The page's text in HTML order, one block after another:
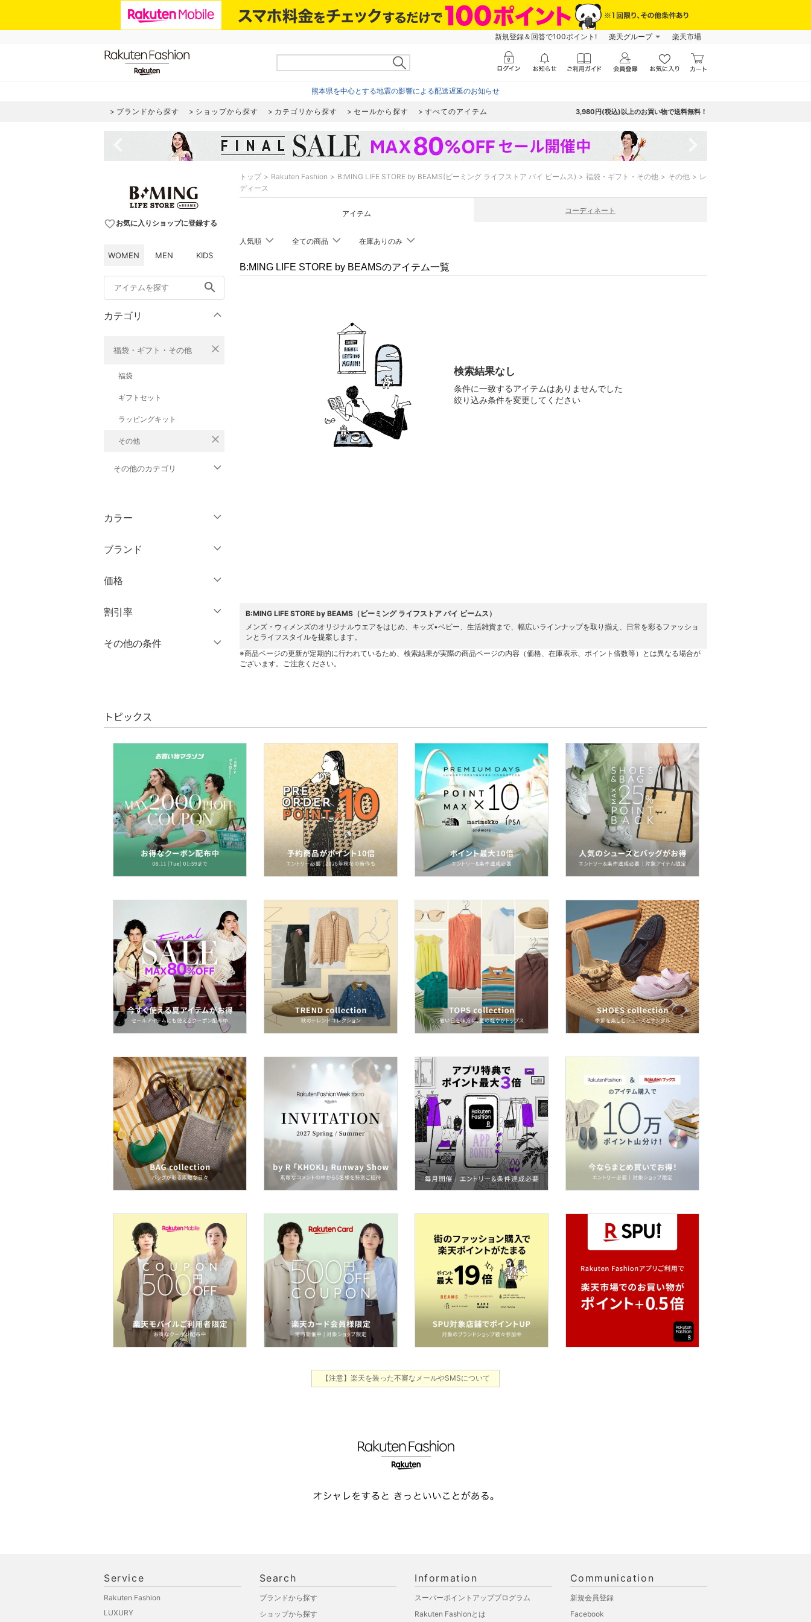
新規登録＆回答で100ポイント! 楽天グループ 楽天市場
熊本県を中心とする地震の影響による配送遅延のお知らせ
ブランドから探す ショップから探す カテゴリから探す セールから探す すべてのアイテム 3,980円(税込)以上のお買い物で送料無料！
favorite_borderお気に入りショップに登録する
WOMEN MEN KIDS
search
カテゴリ
福袋・ギフト・その他 close
福袋
ギフトセット
ラッピングキット
その他 close
その他のカテゴリ
ジャケット・アウター
パンツ
ワンピース・ドレス
スカート
オールインワン・オーバ
ーオール
ファッション雑貨
アクセサリー・腕時計
財布・ポーチ・ケース
帽子
マタニティウェア・ベビ
ー用品
スーツ・フォーマル
水着・スイムグッズ
着物・浴衣・和装小物
スキンケア
ベースメイク
メイクアップ
ネイル
ボディケア・オーラルケ
ヘアケア
フレグランス
メイク道具・美容器具
コフレ・キット・セット
食器・調理器具・キッチ
ン用品
カラー
クリア
ブランド
価格
絞り込み
割引率
％OFF～ ％OFF
その他の条件
クリア
トップ Rakuten Fashion B:MING LIFE STORE by BEAMS(ビーミング ライフストア バイ ビームス) 福袋・ギフト・その他 その他
レ
ディース
アイテム コーディネート
人気順 全ての商品 在庫ありのみ
B:MING LIFE STORE by BEAMSのアイテム一覧
検索結果なし
条件に一致するアイテムはありませんでした
絞り込み条件を変更してください
B:MING LIFE STORE by BEAMS（ビーミング ライフストア バイ ビームス）
メンズ・ウィメンズのオリジナルウエアをはじめ、キッズ•ベビー、生活雑貨まで、幅広いラインナップを取り揃え、日常を彩るファッショ
ンとライフスタイルを提案します。
※商品ページの更新が定期的に行われているため、検索結果が実際の商品ページの内容（価格、在庫表示、ポイント倍数等）とは異なる場合が
ございます。ご注意ください。
トピックス
【注意】楽天を装った不審なメールやSMSについて
Service
Rakuten Fashion
LUXURY
Search
ブランドから探す
ショップから探す
Information
スーパーポイントアッププログラム
Rakuten Fashionとは
Communication
新規会員登録
Facebook